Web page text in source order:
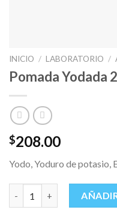
INICIO / LABORATORIO /
Pomada Yodada
$208.00
Yodo, Yoduro de potasio,
Pomada Yodada 240 gr